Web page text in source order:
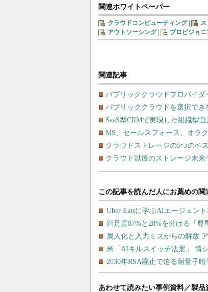
関連ホワイトペーパー
クラウドコンピューティング| ス
アウトソーシング| プロビジョニ
関連記事
パブリッククラウドプロバイダ
パブリッククラウドを選択で
SaaS型CRMで実現した組織型
MS、セールスフォース、オラ
クラウドストレージの5つのベ
クラウド以後のストレージ未来
あわせて読みたい事例資料／製品